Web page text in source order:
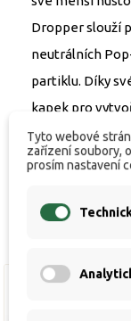
Dropper slouží
neutrálních
partiklu. Díky
kapek pro
Příchuť Red
Tyto webové
zařízení soubory,
prosím nastavení